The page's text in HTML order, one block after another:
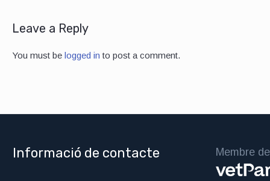
Leave a Reply
You must be logged in to post a comment.
Informació de contacte Membre